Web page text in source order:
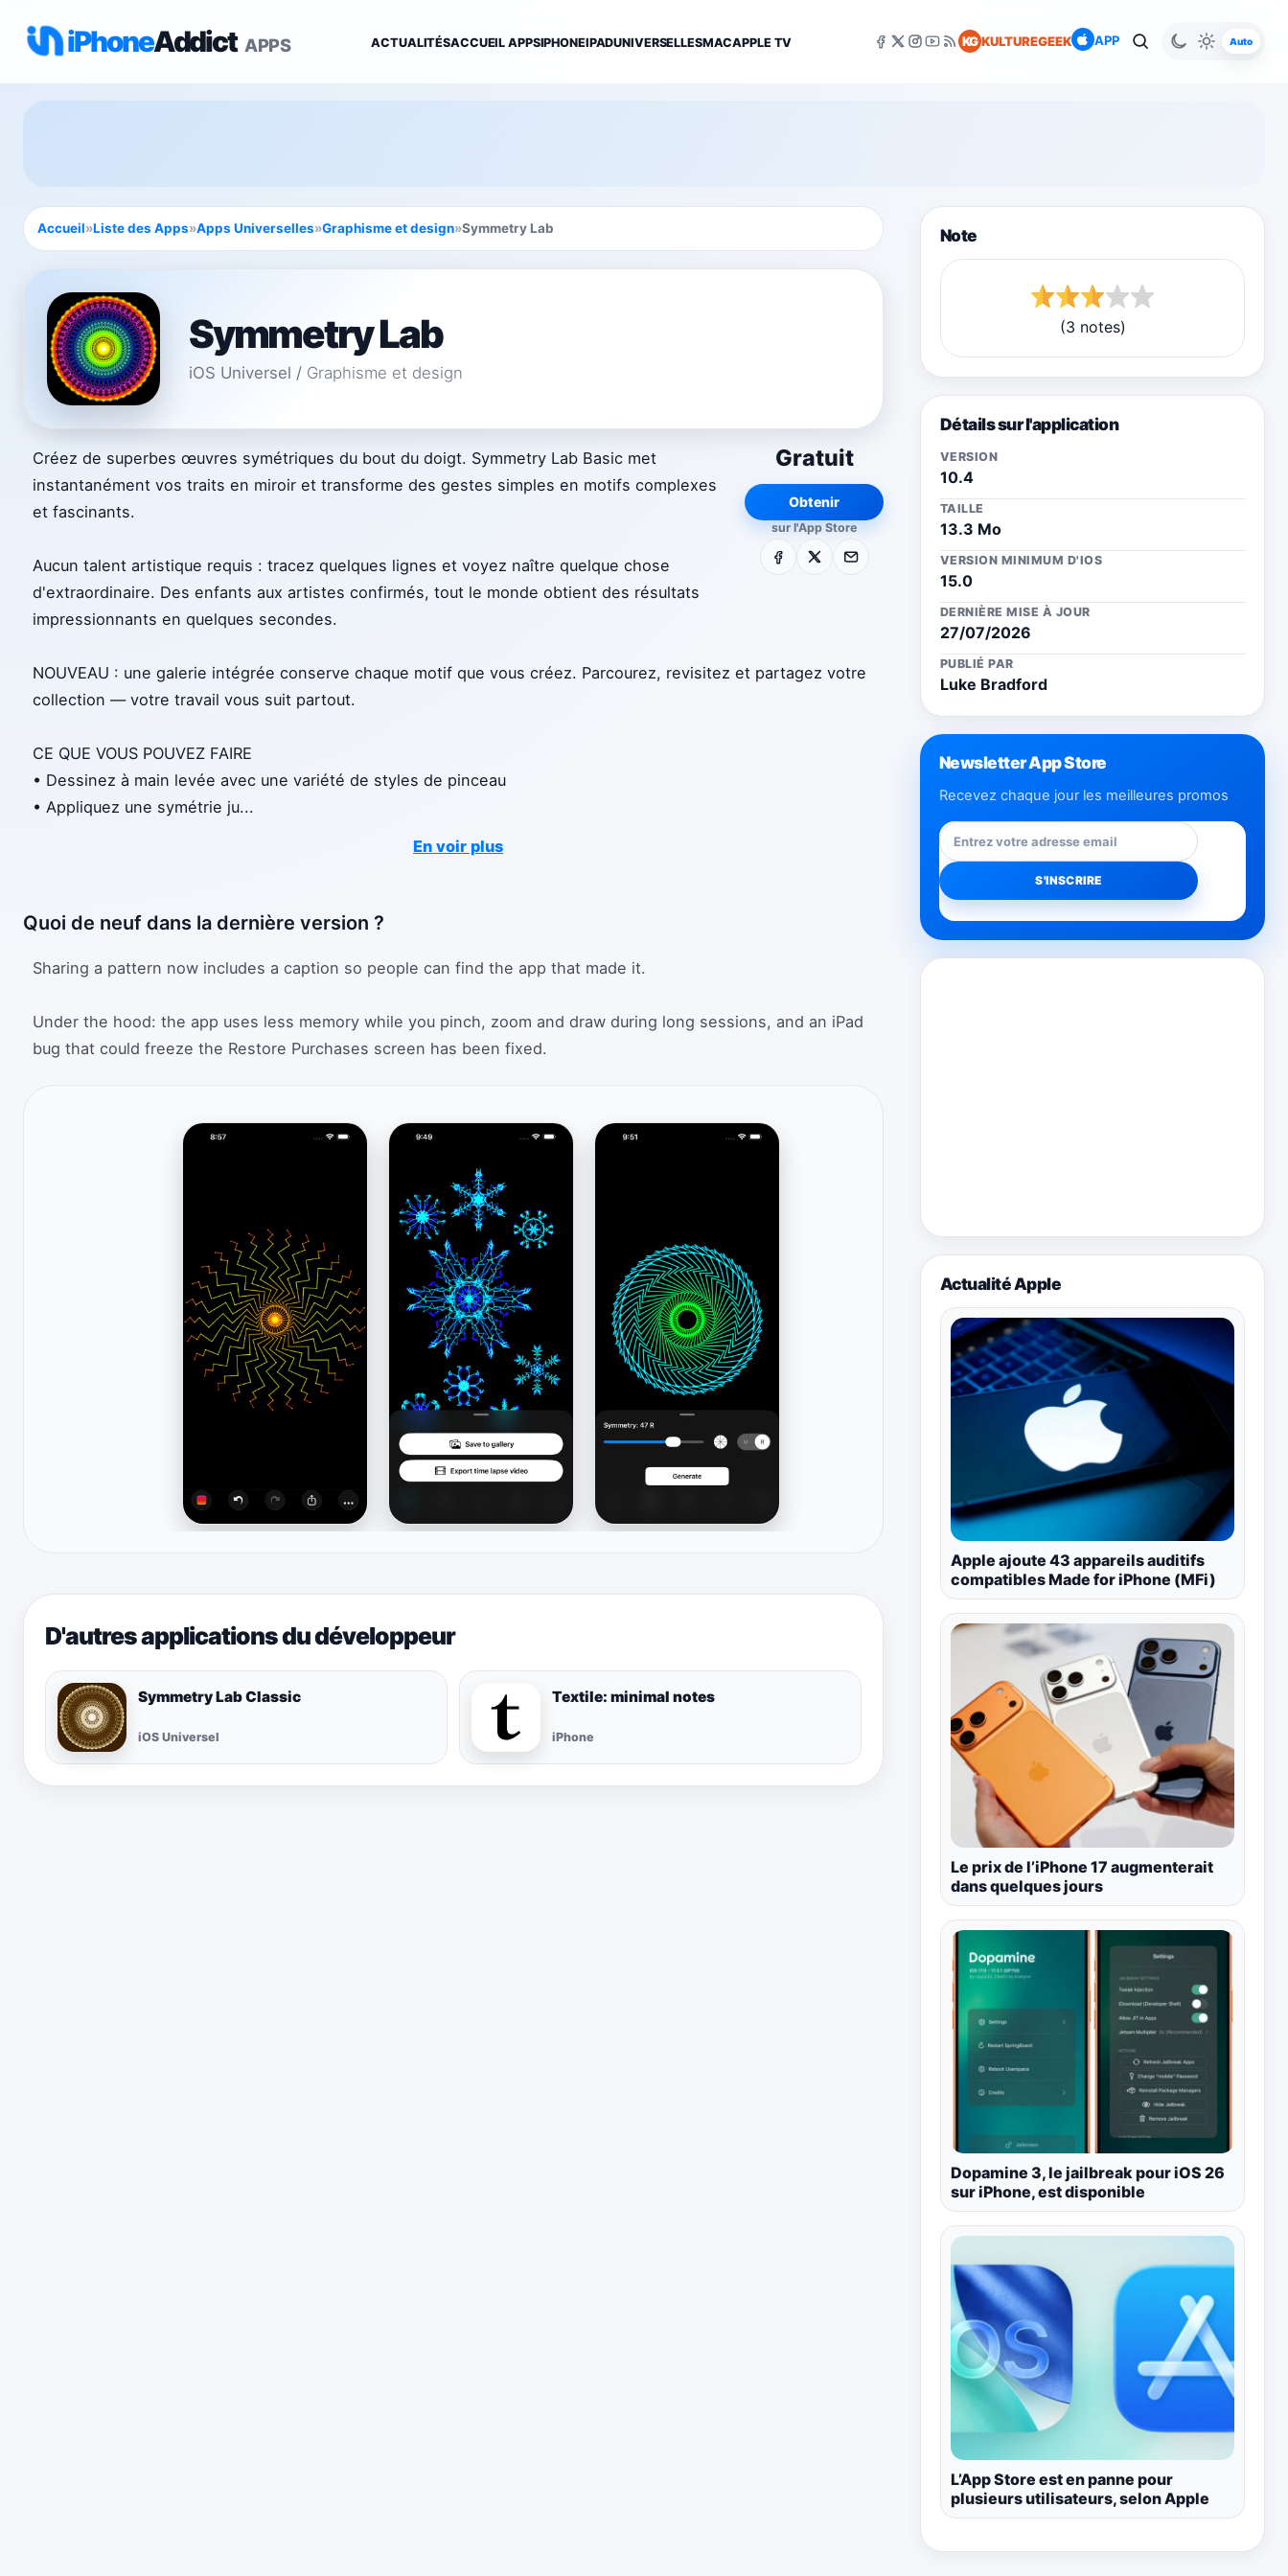
iPhoneAddict APPS ACTUALITÉSACCUEIL APPSIPHONEIPADUNIVERSELLESMACAPPLE TV KG KULTUREGEEK APP Auto
Accueil»Liste des Apps»Apps Universelles»Graphisme et design»Symmetry Lab
Symmetry Lab
iOS Universel / Graphisme et design
Gratuit
Obtenir
sur l'App Store
Facebook E-mail
Créez de superbes œuvres symétriques du bout du doigt. Symmetry Lab Basic met
instantanément vos traits en miroir et transforme des gestes simples en motifs complexes
et fascinants.
Aucun talent artistique requis : tracez quelques lignes et voyez naître quelque chose
d'extraordinaire. Des enfants aux artistes confirmés, tout le monde obtient des résultats
impressionnants en quelques secondes.
NOUVEAU : une galerie intégrée conserve chaque motif que vous créez. Parcourez, revisitez et partagez votre
collection — votre travail vous suit partout.
CE QUE VOUS POUVEZ FAIRE
• Dessinez à main levée avec une variété de styles de pinceau
• Appliquez une symétrie ju...
En voir plus
Quoi de neuf dans la dernière version ?
Sharing a pattern now includes a caption so people can find the app that made it.
Under the hood: the app uses less memory while you pinch, zoom and draw during long sessions, and an iPad
bug that could freeze the Restore Purchases screen has been fixed.
D'autres applications du développeur
Symmetry Lab Classic
iOS Universel
Textile: minimal notes
iPhone
Note
(3 notes)
Détails sur l'application
VERSION
10.4
TAILLE
13.3 Mo
VERSION MINIMUM D'IOS
15.0
DERNIÈRE MISE À JOUR
27/07/2026
PUBLIÉ PAR
Luke Bradford
Newsletter App Store
Recevez chaque jour les meilleures promos
Actualité Apple
Apple ajoute 43 appareils auditifs
compatibles Made for iPhone (MFi)
Le prix de l’iPhone 17 augmenterait
dans quelques jours
Dopamine 3, le jailbreak pour iOS 26
sur iPhone, est disponible
L’App Store est en panne pour
plusieurs utilisateurs, selon Apple